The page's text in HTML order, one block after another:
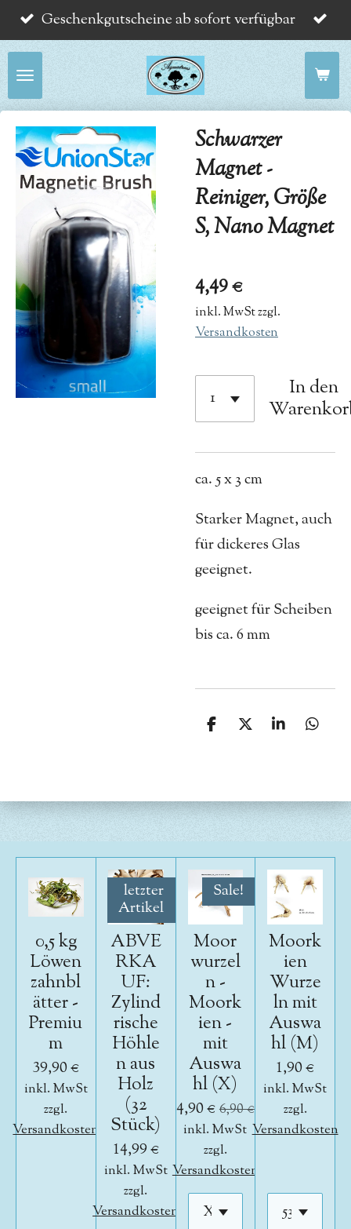
Zum
Hauptinhalt
springen
Geschenkgutscheine ab sofort verfügbar
Schwarzer
Magnet -
Reiniger, Größe
S, Nano Magnet
4,49 €
inkl. MwSt zzgl.
Versandkosten
In den
ca. 5 x 3 cm
Starker Magnet, auch
für dickeres Glas
geeignet.
geeignet für Scheiben
bis ca. 6 mm
T
n
T
n
T
n
T
n
0,5 kg
Löwen
zahnbl
ätter -
Premiu
m
39,90 €
inkl. MwSt
zzgl.
Versandkosten
letzter
Artikel
ABVE
RKA
UF:
Zylind
rische
Höhle
n aus
Holz
(32
Stück)
14,99 €
inkl. MwSt
zzgl.
Versandkosten
Sale!
Moor
wurzel
n -
Moork
ien -
mit
Auswa
hl (X)
4,90 € 6,90 €
inkl. MwSt
zzgl.
Versandkosten
Moork
ien
Wurze
ln mit
Auswa
hl (M)
1,90 €
inkl. MwSt
zzgl.
Versandkosten